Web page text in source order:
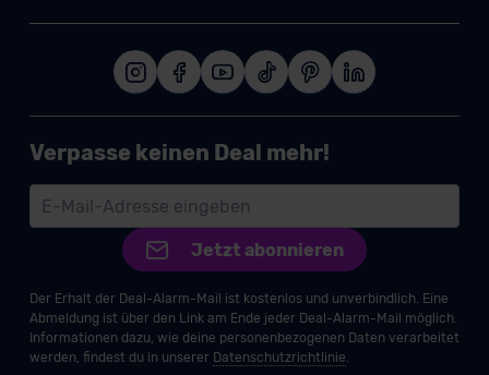
Verpasse keinen Deal mehr!
Jetzt abonnieren
Der Erhalt der Deal-Alarm-Mail ist kostenlos und unverbindlich. Eine
Abmeldung ist über den Link am Ende jeder Deal-Alarm-Mail möglich.
Informationen dazu, wie deine personenbezogenen Daten verarbeitet
werden, findest du in unserer Datenschutzrichtlinie.